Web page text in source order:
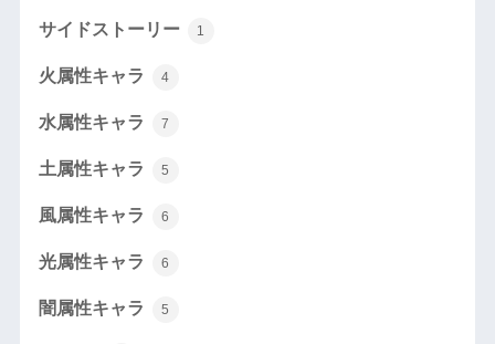
サイドストーリー 1
火属性キャラ 4
水属性キャラ 7
土属性キャラ 5
風属性キャラ 6
光属性キャラ 6
闇属性キャラ 5